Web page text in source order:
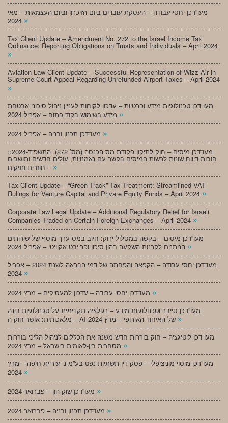
מעו”דכן יחסי עבודה – העסקת עובדים ביום הזיכרון וביום העצמאות – מאי
»
Tax Client Update – Amendment No. 272 to the Israel Income Tax
Ordinance: Reporting Obligations on Trusts and Individuals – April 2024
»
Aviation Law Client Update – Successful Representation of Wizz Air in
Supreme Court Appeal Regarding Unrefunded Airport Taxes – April 2024
»
מעו”דכן טכנולוגיות מידע ופרטיות – עדכון לקוחות לעניין ניהול סיכוני אבטחת
»
»
;מעו”דכן מיסים – חוק לתיקון פקודת מס הכנסה (מס’ 272), התשפ”ד-2024:
חובות דיווח שונות לרשות המיסים בקשר עם נאמנויות, עולים חדשים ותושבים
חוזרים ותיקים – »
Tax Client Update – “Green Track” Tax Treatment: Streamlined VAT
Rulings for Venture Capital and Private Equity Funds – April 2024 »
Corporate Law Legal Update – Additional Regulatory Relief for Israeli
Companies Traded on Certain Foreign Exchanges – April 2024 »
מעו”דכן מיסים – בקשה במסלול ירוק: חיוב במס ערך מוסף של שירותים
»
מעו”דכן יחסי עבודה – הקפאה והפחתה של דמי הבראה לשנת 2024 – אפריל
»
»
מעו”דכן סייבר וטכנולוגיות מידע – רגולציה תקדימית על טכנולוגיות בינה
»
מעו”דכן ליטיגציה – חוק בוררות חדש משנה את הכללים לניהול הליכי בוררות
»
מעו”דכן מיסוי מוניציפלי – פסק דין תשתיות נפט בע”מ נ’ עיריית חיפה – מרץ
»
»
»